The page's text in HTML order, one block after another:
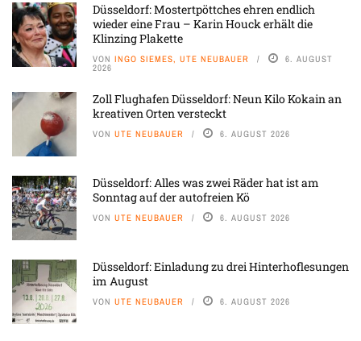
Düsseldorf: Mostertpöttches ehren endlich
wieder eine Frau – Karin Houck erhält die
Klinzing Plakette
VON INGO SIEMES, UTE NEUBAUER 6. AUGUST
2026
Zoll Flughafen Düsseldorf: Neun Kilo Kokain an
kreativen Orten versteckt
VON UTE NEUBAUER 6. AUGUST 2026
Düsseldorf: Alles was zwei Räder hat ist am
Sonntag auf der autofreien Kö
VON UTE NEUBAUER 6. AUGUST 2026
Düsseldorf: Einladung zu drei Hinterhoflesungen
im August
VON UTE NEUBAUER 6. AUGUST 2026